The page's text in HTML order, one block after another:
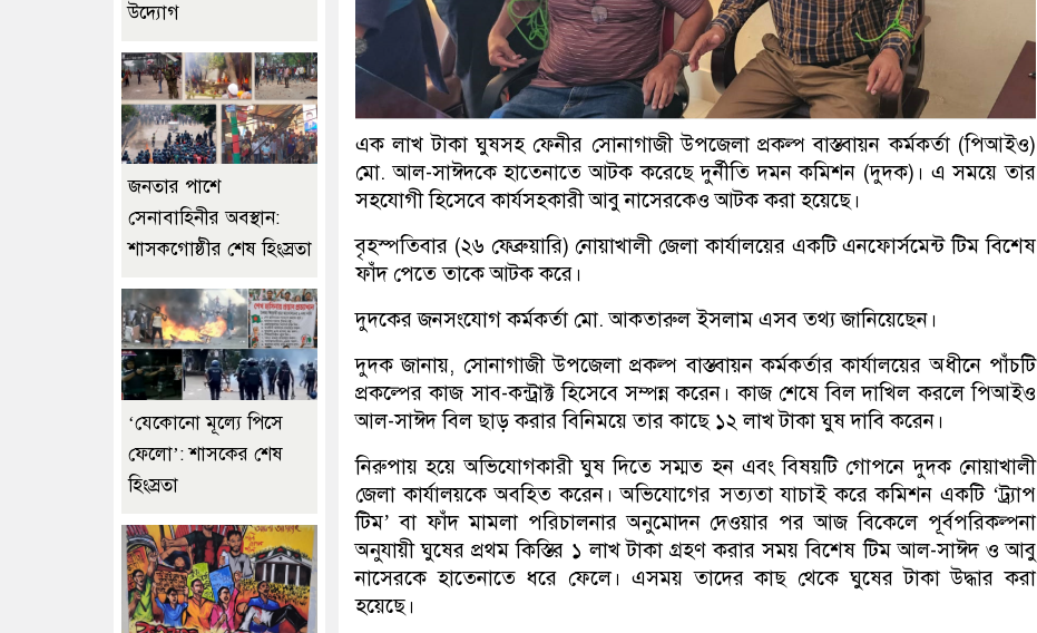
এক লাখ টাকা ঘুষসহ ফেনীর সোনাগাজী উপজেলা প্রকল্প বাস্তবায়ন কর্মকর্তা (পিআইও)
মো. আল-সাঈদকে হাতেনাতে আটক করেছে দুর্নীতি দমন কমিশন (দুদক)। এ সময়ে তার
সহযোগী হিসেবে কার্যসহকারী আবু নাসেরকেও আটক করা হয়েছে।
বৃহস্পতিবার (২৬ ফেব্রুয়ারি) নোয়াখালী জেলা কার্যালয়ের একটি এনফোর্সমেন্ট টিম বিশেষ
ফাঁদ পেতে তাকে আটক করে।
দুদকের জনসংযোগ কর্মকর্তা মো. আকতারুল ইসলাম এসব তথ্য জানিয়েছেন।
দুদক জানায়, সোনাগাজী উপজেলা প্রকল্প বাস্তবায়ন কর্মকর্তার কার্যালয়ের অধীনে পাঁচটি
প্রকল্পের কাজ সাব-কন্ট্রাক্ট হিসেবে সম্পন্ন করেন। কাজ শেষে বিল দাখিল করলে পিআইও
আল-সাঈদ বিল ছাড় করার বিনিময়ে তার কাছে ১২ লাখ টাকা ঘুষ দাবি করেন।
নিরুপায় হয়ে অভিযোগকারী ঘুষ দিতে সম্মত হন এবং বিষয়টি গোপনে দুদক নোয়াখালী
জেলা কার্যালয়কে অবহিত করেন। অভিযোগের সত্যতা যাচাই করে কমিশন একটি ‘ট্র্যাপ
টিম’ বা ফাঁদ মামলা পরিচালনার অনুমোদন দেওয়ার পর আজ বিকেলে পূর্বপরিকল্পনা
অনুযায়ী ঘুষের প্রথম কিস্তির ১ লাখ টাকা গ্রহণ করার সময় বিশেষ টিম আল-সাঈদ ও আবু
নাসেরকে হাতেনাতে ধরে ফেলে। এসময় তাদের কাছ থেকে ঘুষের টাকা উদ্ধার করা
হয়েছে।
উদ্যোগ
জনতার পাশে
সেনাবাহিনীর অবস্থান:
শাসকগোষ্ঠীর শেষ হিংস্রতা
‘যেকোনো মূল্যে পিসে
ফেলো’: শাসকের শেষ
হিংস্রতা